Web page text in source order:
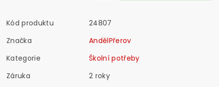
Kód produktu
24807
Značka
AndělPřerov
Kategorie
Školní potřeby
Záruka
2 roky